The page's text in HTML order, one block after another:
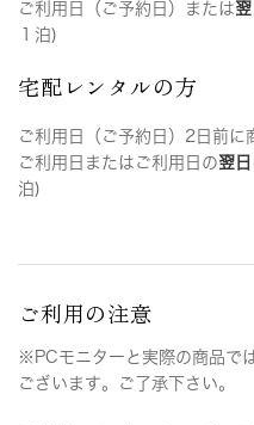
ご利用日（ご予約日）または翌
１泊)
宅配レンタルの方
ご利用日（ご予約日）2日前に
ご利用日またはご利用日の翌日
泊)
ご利用の注意
※PCモニターと実際の商品で
ございます。ご了承下さい。